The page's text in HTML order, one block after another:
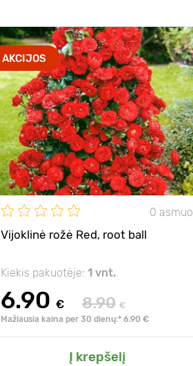
AKCIJOS
0 asmuo
Vijoklinė rožė Red, root ball
Kiekis pakuotėje: 1 vnt.
6.90 € 8.90 €
Mažiausia kaina per 30 dienų:* 6.90 €
Į krepšelį